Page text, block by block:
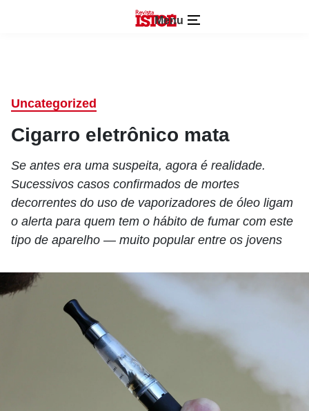
Menu
Uncategorized
Cigarro eletrônico mata
Se antes era uma suspeita, agora é realidade.
Sucessivos casos confirmados de mortes
decorrentes do uso de vaporizadores de óleo ligam
o alerta para quem tem o hábito de fumar com este
tipo de aparelho — muito popular entre os jovens